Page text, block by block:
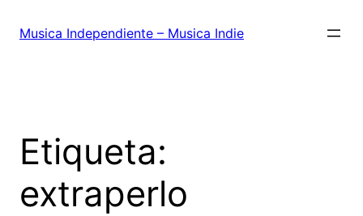
Musica Independiente – Musica Indie
Etiqueta:
extraperlo